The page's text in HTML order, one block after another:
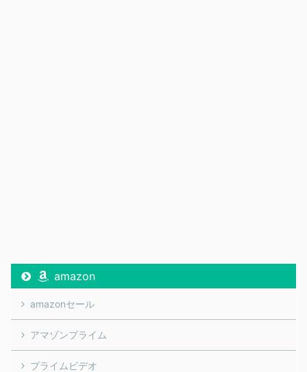
amazon
amazonセール
アマゾンプライム
プライムビデオ